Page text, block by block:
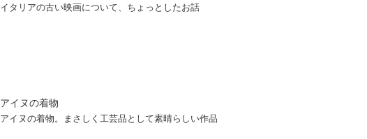
イタリアの古い映画について、ちょっとしたお話
アイヌの着物
アイヌの着物。まさしく工芸品として素晴らしい作品